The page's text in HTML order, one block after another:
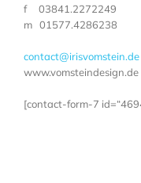
f 03841.2272249
m 01577.4286238
contact@irisvomstein.de
www.vomsteindesign.de
[contact-form-7